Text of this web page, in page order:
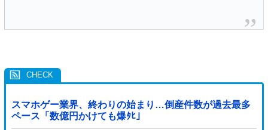
スマホゲー業界、終わりの始まり…倒産件数が過去最多
ペース「数億円かけても爆ﾀﾋ」